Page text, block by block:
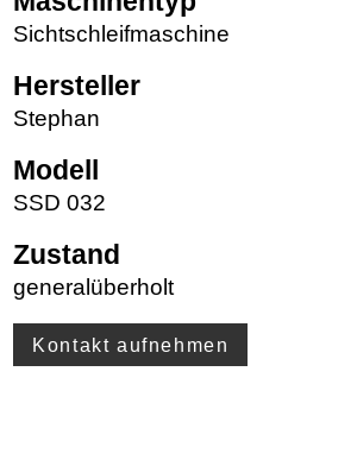
Sichtschleifmaschine
Hersteller
Stephan
Modell
SSD 032
Zustand
generalüberholt
Kontakt aufnehmen